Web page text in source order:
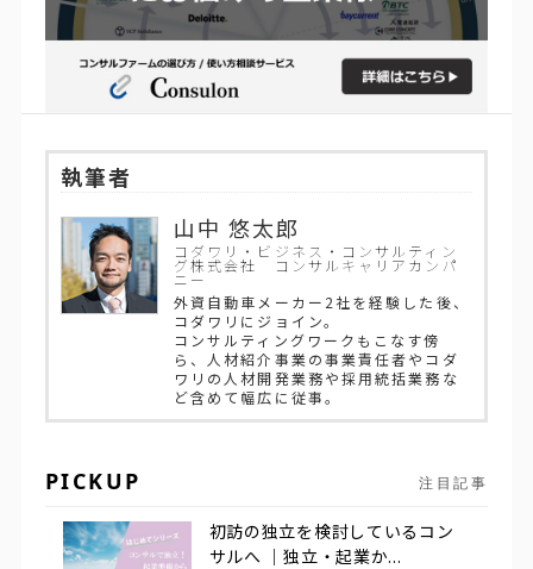
執筆者
山中 悠太郎
コダワリ・ビジネス・コンサルティン
グ株式会社 コンサルキャリアカンパ
ニー
外資自動車メーカー2社を経験した後、
コダワリにジョイン。
コンサルティングワークもこなす傍
ら、人材紹介事業の事業責任者やコダ
ワリの人材開発業務や採用統括業務な
ど含めて幅広に従事。
PICKUP 注目記事
初訪の独立を検討しているコン
サルへ ｜独立・起業か...